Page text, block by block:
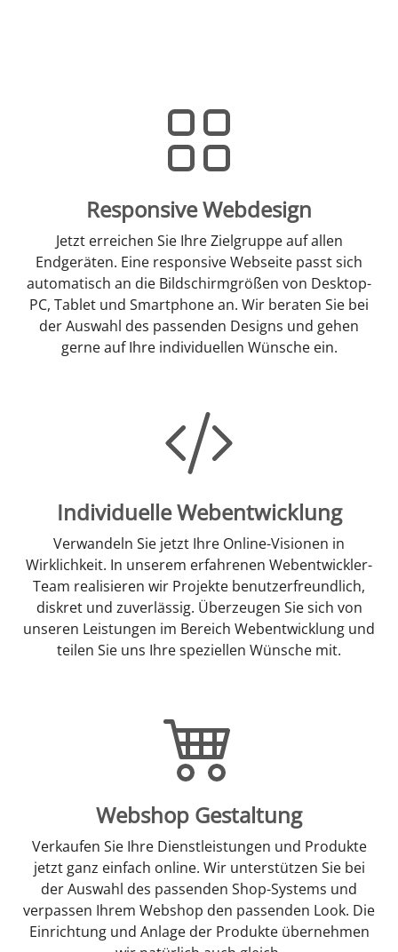
Responsive Webdesign
Jetzt erreichen Sie Ihre Zielgruppe auf allen
Endgeräten. Eine responsive Webseite passt sich
automatisch an die Bildschirmgrößen von Desktop-
PC, Tablet und Smartphone an. Wir beraten Sie bei
der Auswahl des passenden Designs und gehen
gerne auf Ihre individuellen Wünsche ein.
Individuelle Webentwicklung
Verwandeln Sie jetzt Ihre Online-Visionen in
Wirklichkeit. In unserem erfahrenen Webentwickler-
Team realisieren wir Projekte benutzerfreundlich,
diskret und zuverlässig. Überzeugen Sie sich von
unseren Leistungen im Bereich Webentwicklung und
teilen Sie uns Ihre speziellen Wünsche mit.
Webshop Gestaltung
Verkaufen Sie Ihre Dienstleistungen und Produkte
jetzt ganz einfach online. Wir unterstützen Sie bei
der Auswahl des passenden Shop-Systems und
verpassen Ihrem Webshop den passenden Look. Die
Einrichtung und Anlage der Produkte übernehmen